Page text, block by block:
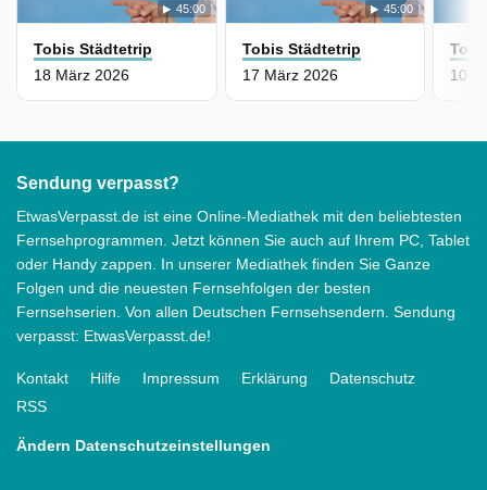
45:00
Tobis Städtetrip
18 März 2026
45:00
Tobis Städtetrip
17 März 2026
10
Sendung verpasst?
EtwasVerpasst.de ist eine Online-Mediathek mit den beliebtesten
Fernsehprogrammen. Jetzt können Sie auch auf Ihrem PC, Tablet
oder Handy zappen. In unserer Mediathek finden Sie Ganze
Folgen und die neuesten Fernsehfolgen der besten
Fernsehserien. Von allen Deutschen Fernsehsendern. Sendung
verpasst: EtwasVerpasst.de!
Kontakt Hilfe Impressum Erklärung
Datenschutz
RSS
Ändern Datenschutzeinstellungen